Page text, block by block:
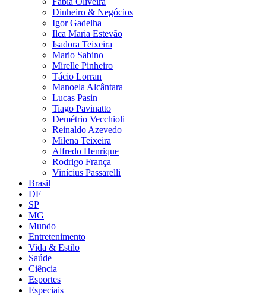
Dinheiro & Negócios
Igor Gadelha
Ilca Maria Estevão
Isadora Teixeira
Mario Sabino
Mirelle Pinheiro
Tácio Lorran
Manoela Alcântara
Lucas Pasin
Tiago Pavinatto
Demétrio Vecchioli
Reinaldo Azevedo
Milena Teixeira
Alfredo Henrique
Rodrigo França
Vinícius Passarelli
Brasil
DF
SP
MG
Mundo
Entretenimento
Vida & Estilo
Saúde
Ciência
Esportes
Especiais